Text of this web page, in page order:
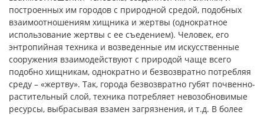
построенных им городов с природной средой, подобных
взаимоотношениям хищника и жертвы (однократное
использование жертвы с ее съедением). Человек, его
энтропийная техника и возведенные им искусственные
сооружения взаимодействуют с природой чаще всего
подобно хищникам, однократно и безвозвратно потребляя
среду – «жертву». Так, города безвозвратно губят почвенно-
растительный слой, техника потребляет невозобновимые
ресурсы, выбрасывая взамен загрязнения, и т.д. В более